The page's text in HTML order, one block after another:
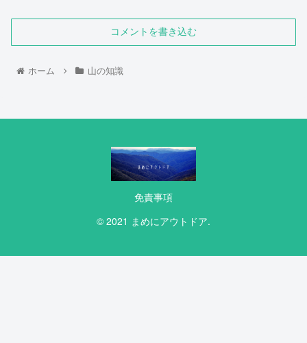
コメントを書き込む
ホーム 山の知識
免責事項
© 2021 まめにアウトドア.